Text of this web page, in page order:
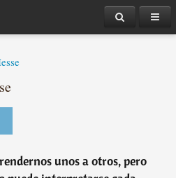
unos a otros, pero